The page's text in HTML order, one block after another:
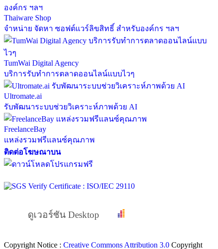
Thaiware Shop
จำหน่าย จัดหา ซอฟต์แวร์ลิขสิทธิ์ สำหรับองค์กร ฯลฯ
TumWai Digital Agency
บริการรับทำการตลาดออนไลน์แบบไวๆ
Ultromate.ai
รับพัฒนาระบบช่วยวิเคราะห์ภาพด้วย AI
FreelanceBay
แหล่งรวมฟรีแลนซ์คุณภาพ
ติดต่อโฆษณาบน
ดูเวอร์ชัน Desktop
Copyright Notice : Creative Commons Attribution 3.0 Copyright